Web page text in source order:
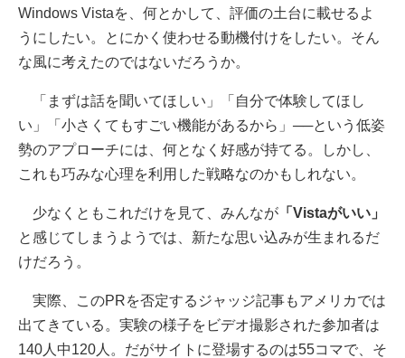
Windows Vistaを、何とかして、評価の土台に載せるよ
うにしたい。とにかく使わせる動機付けをしたい。そん
な風に考えたのではないだろうか。
「まずは話を聞いてほしい」「自分で体験してほし
い」「小さくてもすごい機能があるから」──という低姿
勢のアプローチには、何となく好感が持てる。しかし、
これも巧みな心理を利用した戦略なのかもしれない。
少なくともこれだけを見て、みんなが 「Vistaがいい」
と感じてしまうようでは、新たな思い込みが生まれるだ
けだろう。
実際、このPRを否定するジャッジ記事もアメリカでは
出てきている。実験の様子をビデオ撮影された参加者は
140人中120人。だがサイトに登場するのは55コマで、そ